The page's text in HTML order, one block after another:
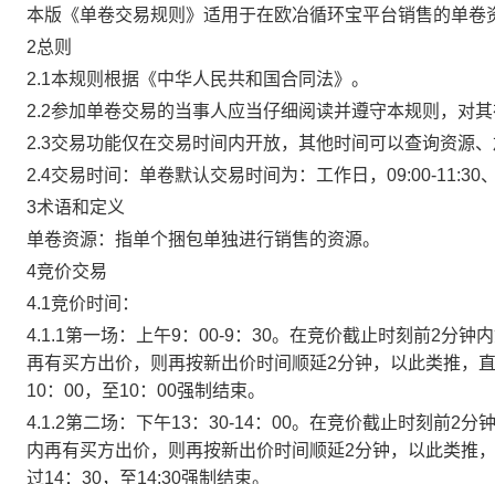
本版《单卷交易规则》适用于在欧冶循环宝平台销售的单卷
2总则
2.1本规则根据《中华人民共和国合同法》。
2.2参加单卷交易的当事人应当仔细阅读并遵守本规则，对
2.3交易功能仅在交易时间内开放，其他时间可以查询资源
2.4交易时间：单卷默认交易时间为：工作日，09:00-11:30
3术语和定义
单卷资源：指单个捆包单独进行销售的资源。
4竞价交易
4.1竞价时间：
4.1.1第一场：上午9：00-9：30。在竞价截止时刻前2分钟
再有买方出价，则再按新出价时间顺延2分钟，以此类推，
10：00，至10：00强制结束。
4.1.2第二场：下午13：30-14：00。在竞价截止时刻前2分
内再有买方出价，则再按新出价时间顺延2分钟，以此类推
过14：30，至14:30强制结束。